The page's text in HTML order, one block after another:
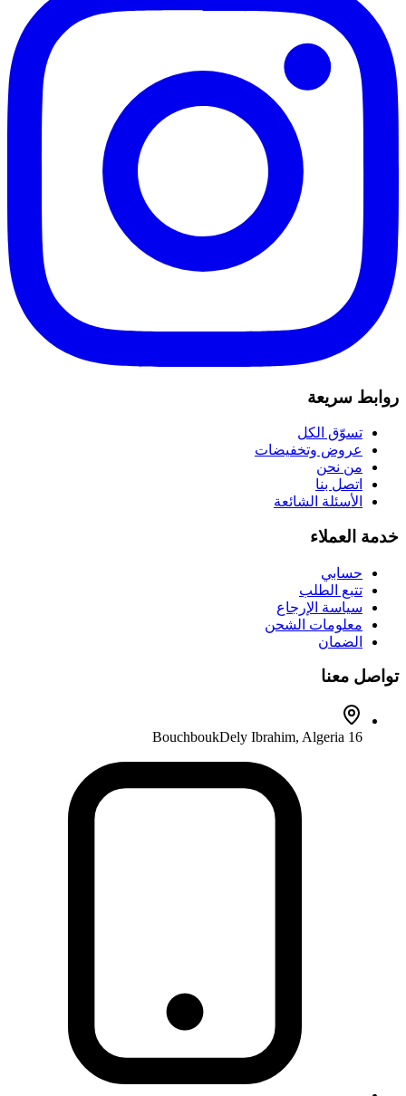
روابط سريعة
تسوّق الكل
عروض وتخفيضات
من نحن
اتصل بنا
الأسئلة الشائعة
خدمة العملاء
حسابي
تتبع الطلب
سياسة الإرجاع
معلومات الشحن
الضمان
تواصل معنا
16 Bouchbouk
Dely Ibrahim, Algeria